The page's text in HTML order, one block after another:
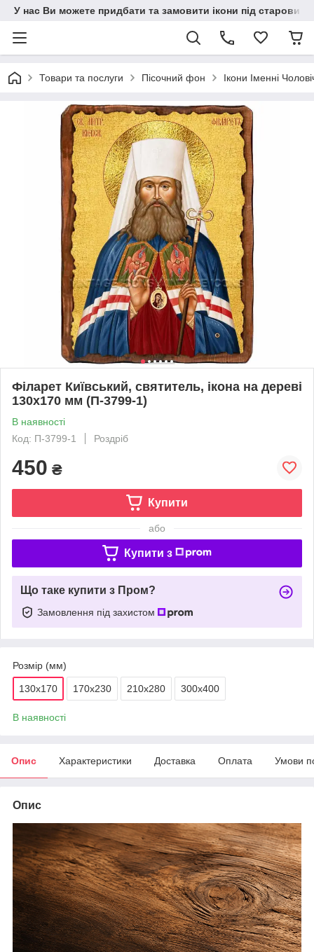
У нас Ви можете придбати та замовити ікони під
Товари та послуги Пісочний фон Ікони Іменні
Філарет Київський, святитель, ікона на дереві
130х170 мм (П-3799-1)
В наявності
Код: П-3799-1
Роздріб
450 ₴
Купити
або
Купити з
Що таке купити з Пром?
Замовлення під захистом
Розмір (мм)
130х170 170х230 210х280 300х400
В наявності
Опис Характеристики Доставка Оплата Умови
Опис